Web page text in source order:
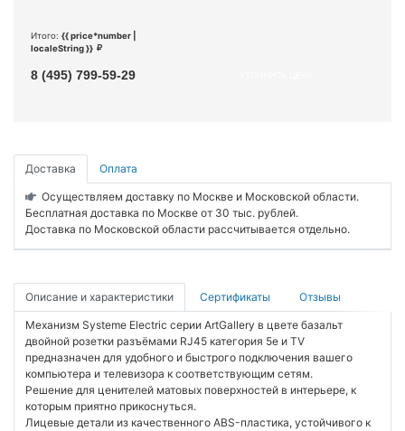
Итого: {{ price*number |
localeString }}
8 (495) 799-59-29
Доставка Оплата
Осуществляем доставку по Москве и Московской области.
Бесплатная доставка по Москве от 30 тыс. рублей.
Доставка по Московской области рассчитывается отдельно.
Описание и характеристики Сертификаты Отзывы
Механизм Systeme Electric серии ArtGallery в цвете базальт
двойной розетки разъёмами RJ45 категория 5е и TV
предназначен для удобного и быстрого подключения вашего
компьютера и телевизора к соответствующим сетям.
Решение для ценителей матовых поверхностей в интерьере, к
которым приятно прикоснуться.
Лицевые детали из качественного ABS-пластика, устойчивого к